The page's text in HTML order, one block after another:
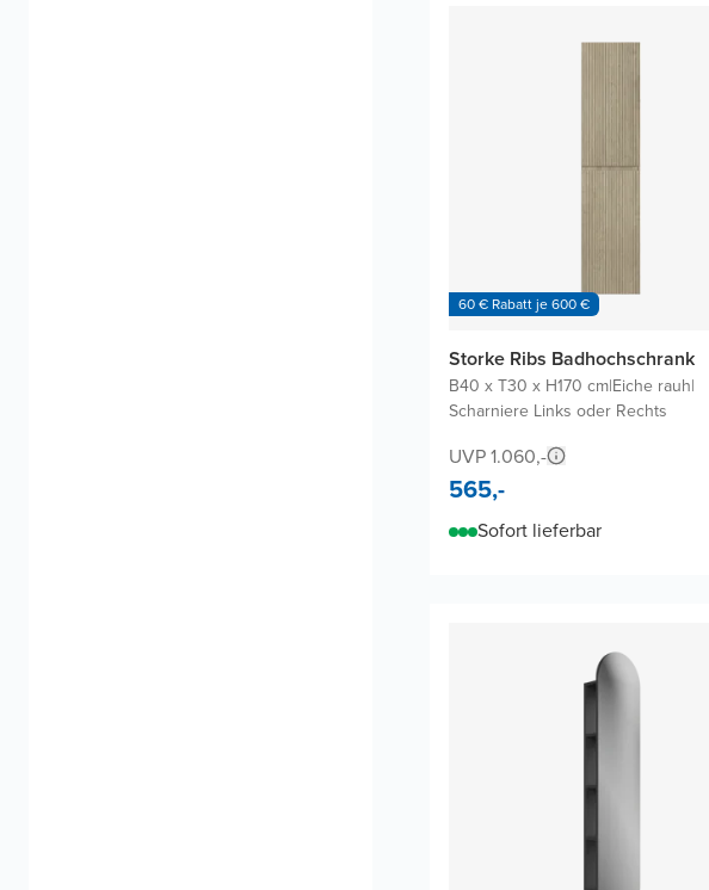
60 € Rabatt je 600 €
Storke Ribs Badhochschrank
B40 x T30 x H170 cm|Eiche rauh|
Scharniere Links oder Rechts
UVP 1.060,-
565,-
Sofort lieferbar